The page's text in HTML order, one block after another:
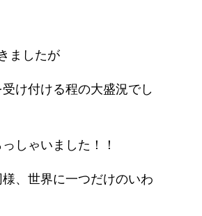
ましたが
け付ける程の大盛況でし
しゃいました！！
、世界に一つだけのいわ